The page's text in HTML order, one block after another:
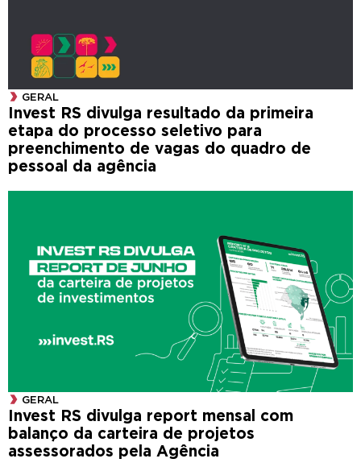
GERAL
Invest RS divulga resultado da primeira
etapa do processo seletivo para
preenchimento de vagas do quadro de
pessoal da agência
GERAL
Invest RS divulga report mensal com
balanço da carteira de projetos
assessorados pela Agência